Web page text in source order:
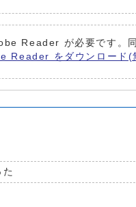
Reader が必要です。
Reader をダウンロード(